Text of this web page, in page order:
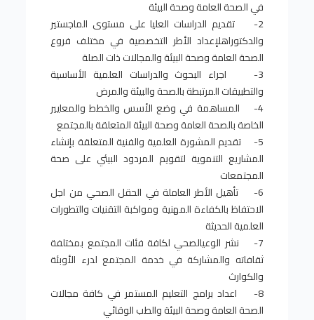
في الصحة العامة وصحة البيئة
2- تقديم الدراسات العليا على مستوى الماجستير
والدكتوراهلإعداد الأطر التخصصية في مختلف فروع
الصحة العامة وصحة البيئة والمجالات ذات الصلة
3- اجراء البحوث والدراسات العلمية الأساسية
والتطبيقات المرتبطة بالصحة والبيئة والمرض
4- المساهمة في وضع الأسس والخطط والمعايير
الخاصة بالصحة العامة وصحة البيئة المتعلقة بالمجتمع
5- تقديم المشورة العلمية والفنية المتعلقة بإنشاء
المشاريع التنموية لتقويم المردود البيئي على صحة
المجتمعات
6- تأهيل الأطر العاملة في الحقل الصحي من اجل
الاحتفاظ بالكفاءة المهنية ومواكبة التقنيات والتطورات
العلمية الحديثة
7- نشر الوعيالصحي لكافة فئات المجتمع بمختلفة
ثقافاته والمشاركة في خدمة المجتمع لدرء الأوبئة
والكوارث
8- اعداد برامج التعليم المستمر في كافة مجالات
الصحة العامة وصحة البيئة والطب الوقائي